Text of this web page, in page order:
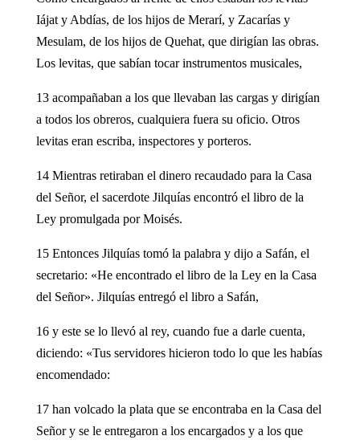
Iájat y Abdías, de los hijos de Merarí, y Zacarías y
Mesulam, de los hijos de Quehat, que dirigían las obras.
Los levitas, que sabían tocar instrumentos musicales,
13 acompañaban a los que llevaban las cargas y dirigían
a todos los obreros, cualquiera fuera su oficio. Otros
levitas eran escriba, inspectores y porteros.
14 Mientras retiraban el dinero recaudado para la Casa
del Señor, el sacerdote Jilquías encontró el libro de la
Ley promulgada por Moisés.
15 Entonces Jilquías tomó la palabra y dijo a Safán, el
secretario: «He encontrado el libro de la Ley en la Casa
del Señor». Jilquías entregó el libro a Safán,
16 y este se lo llevó al rey, cuando fue a darle cuenta,
diciendo: «Tus servidores hicieron todo lo que les habías
encomendado:
17 han volcado la plata que se encontraba en la Casa del
Señor y se le entregaron a los encargados y a los que